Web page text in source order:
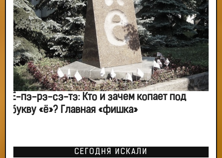
Ё-пэ-рэ-сэ-тэ: Кто и зачем копает под
букву «ё»? Главная «фишка»
СЕГОДНЯ ИСКАЛИ